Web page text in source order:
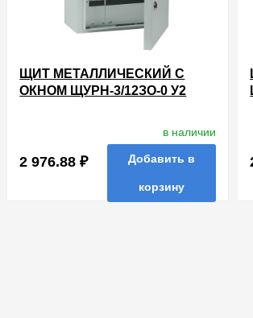
ЩИТ МЕТАЛЛИЧЕСКИЙ С
ОКНОМ ЩУРН-3/12ЗО-0 У2
2 976.88 ₽
в наличии
Добавить в
корзину